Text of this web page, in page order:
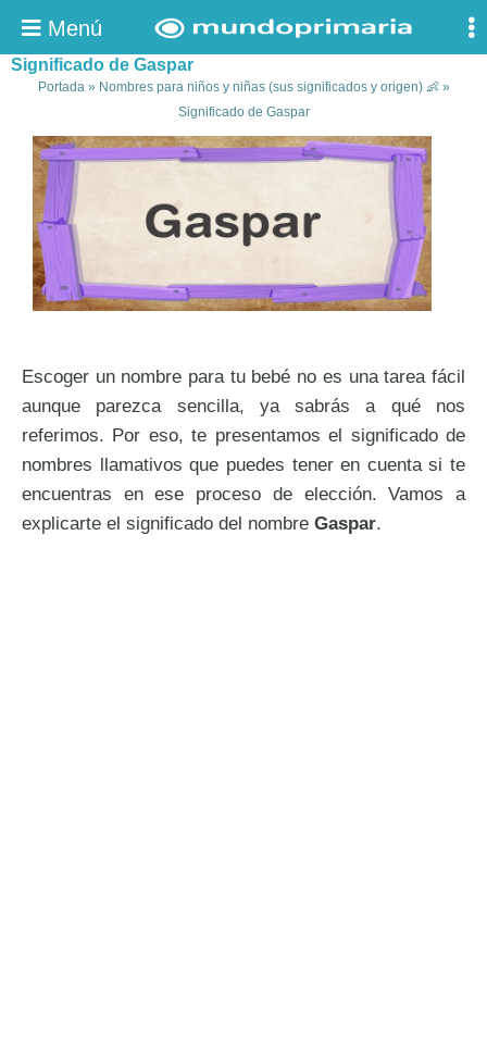
Menú
Significado de Gaspar
Portada» Nombres para niños y niñas (sus significados y origen) 👶»
Significado de Gaspar
Escoger un nombre para tu bebé no es una tarea fácil
aunque parezca sencilla, ya sabrás a qué nos
referimos. Por eso, te presentamos el significado de
nombres llamativos que puedes tener en cuenta si te
encuentras en ese proceso de elección. Vamos a
explicarte el significado del nombre Gaspar.